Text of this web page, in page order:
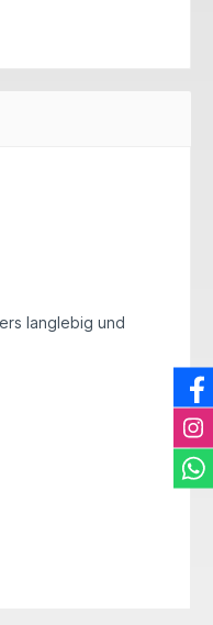
langlebig und